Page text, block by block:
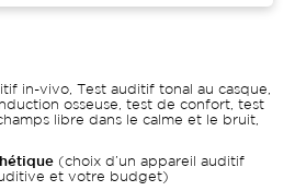
in-vivo, Test auditif tonal au casque,
osseuse, test de confort, test
libre dans le calme et le bruit,
(choix d’un appareil auditif
et votre budget)